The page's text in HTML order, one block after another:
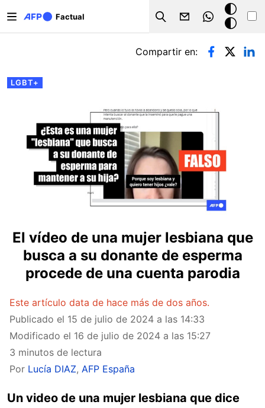
Factual
Search
Modo
oscuro
Solapas principales
LGBT+
Compartir en:
El vídeo de una mujer lesbiana que
busca a su donante de esperma
procede de una cuenta parodia
Este artículo data de hace más de dos años.
Publicado el 15 de julio de 2024 a las 14:33
Modificado el 16 de julio de 2024 a las 15:27
3 minutos de lectura
Por Lucía DIAZ, AFP España
Un video de una mujer lesbiana que dice